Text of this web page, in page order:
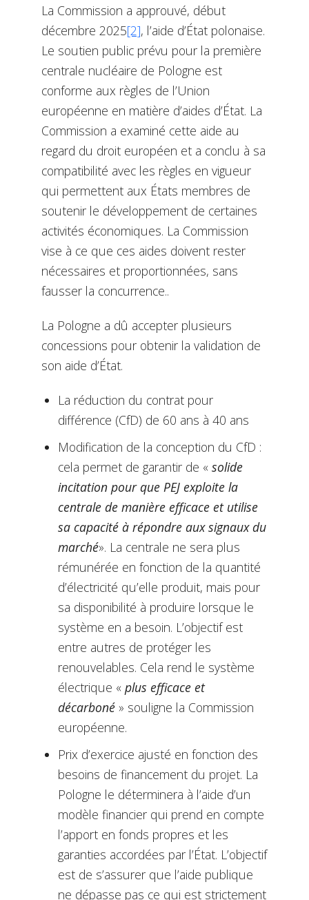
La Commission a approuvé, début
décembre 2025[2], l’aide d’État polonaise.
Le soutien public prévu pour la première
centrale nucléaire de Pologne est
conforme aux règles de l’Union
européenne en matière d’aides d’État. La
Commission a examiné cette aide au
regard du droit européen et a conclu à sa
compatibilité avec les règles en vigueur
qui permettent aux États membres de
soutenir le développement de certaines
activités économiques. La Commission
vise à ce que ces aides doivent rester
nécessaires et proportionnées, sans
fausser la concurrence..
La Pologne a dû accepter plusieurs
concessions pour obtenir la validation de
son aide d’État.
La réduction du contrat pour
différence (CfD) de 60 ans à 40 ans
Modification de la conception du CfD :
cela permet de garantir de « solide
incitation pour que PEJ exploite la
centrale de manière efficace et utilise
sa capacité à répondre aux signaux du
marché». La centrale ne sera plus
rémunérée en fonction de la quantité
d’électricité qu’elle produit, mais pour
sa disponibilité à produire lorsque le
système en a besoin. L’objectif est
entre autres de protéger les
renouvelables. Cela rend le système
électrique « plus efficace et
décarboné » souligne la Commission
européenne.
Prix d’exercice ajusté en fonction des
besoins de financement du projet. La
Pologne le déterminera à l’aide d’un
modèle financier qui prend en compte
l’apport en fonds propres et les
garanties accordées par l’État. L’objectif
est de s’assurer que l’aide publique
ne dépasse pas ce qui est strictement